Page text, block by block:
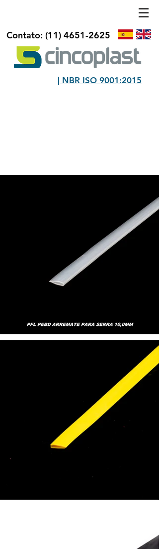
Contato: (11) 4651-2625
| NBR ISO 9001:2015